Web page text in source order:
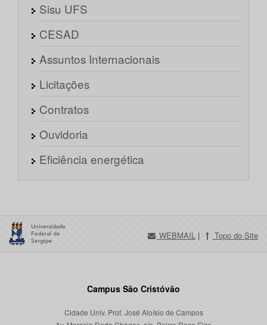
Sisu UFS
CESAD
Assuntos Internacionais
Licitações
Contratos
Ouvidoria
Eficiência energética
WEBMAIL | Topo do Site
Campus São Cristóvão
Cidade Univ. Prof. José Aloísio de Campos